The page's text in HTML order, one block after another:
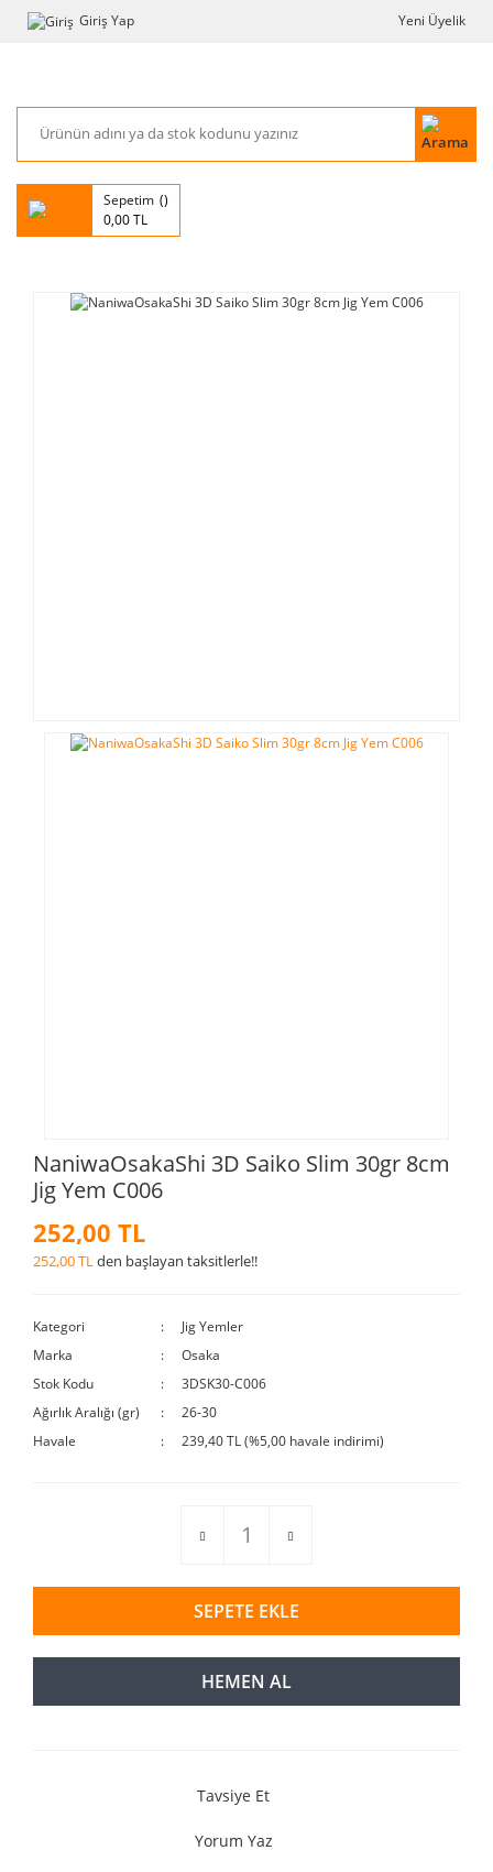
Giriş Yap Yeni Üyelik
Sepetim
0,00 TL
NaniwaOsakaShi 3D Saiko Slim 30gr 8cm
Jig Yem C006
252,00 TL
252,00 TLden başlayan taksitlerle!!
Kategori
Jig Yemler
Marka
Osaka
Stok Kodu
3DSK30-C006
Ağırlık Aralığı (gr)
26-30
Havale
239,40 TL (%5,00 havale indirimi)
SEPETE EKLE
HEMEN AL
Tavsiye Et
Yorum Yaz